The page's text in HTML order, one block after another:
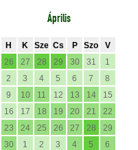
Április
H K Sze Cs P Szo
V
26
27 28 29 30 31
1
2
3 4 5 6 7
8
9
10 11 12 13 14
15
16
17 18 19 20 21
22
23
24 25 26 27 28
29
30
1 2 3 4 5 6